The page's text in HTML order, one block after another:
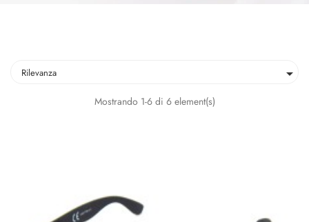
Rilevanza 
Mostrando 1-6 di 6 element(s)